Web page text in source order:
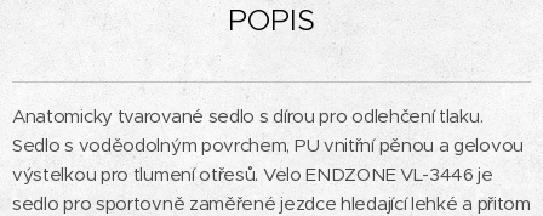
POPIS
Anatomicky tvarované sedlo s dírou pro odlehčení tlaku.
Sedlo s voděodolným povrchem, PU vnitřní pěnou a gelovou
výstelkou pro tlumení otřesů. Velo ENDZONE VL-3446 je
sedlo pro sportovně zaměřené jezdce hledající lehké a přitom